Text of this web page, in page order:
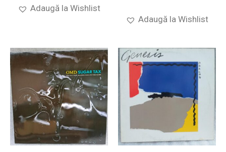
Adaugă la Wishlist
Adaugă la Wishlist